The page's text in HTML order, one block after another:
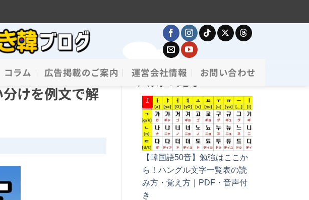
コラム 広告掲載のご案内 運営会社情報 お問い合わせ
けを例文で解
人気の記事
【韓国語50音】勉強はここか
ら！ハングル文字一覧表の読
み方・覚え方｜PDF・音声付
き